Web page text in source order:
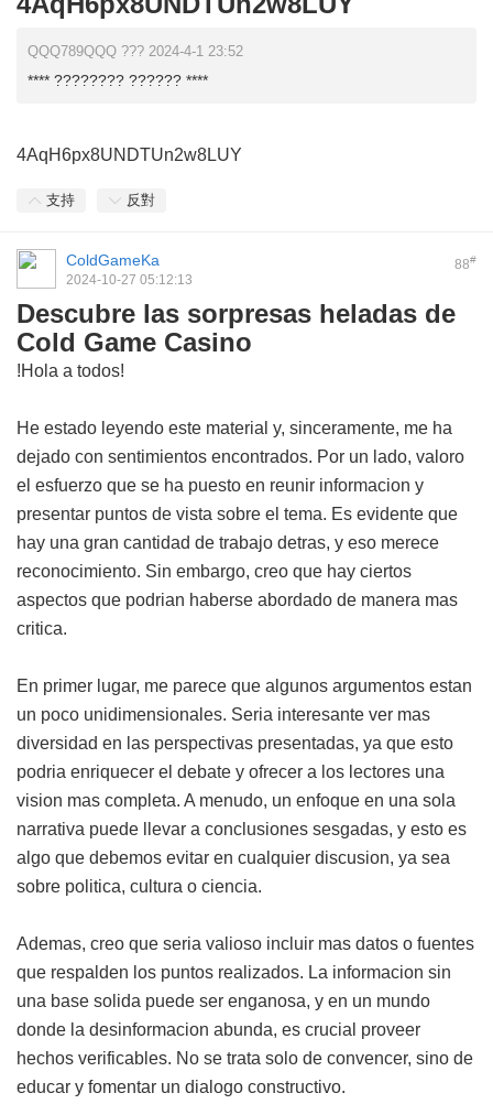
QQQ789QQQ ??? 2024-4-1 23:52
**** ???????? ?????? ****
4AqH6px8UNDTUn2w8LUY
支持 反對
88#
ColdGameKa
2024-10-27 05:12:13
Descubre las sorpresas heladas de
Cold Game Casino
!Hola a todos!
He estado leyendo este material y, sinceramente, me ha
dejado con sentimientos encontrados. Por un lado, valoro
el esfuerzo que se ha puesto en reunir informacion y
presentar puntos de vista sobre el tema. Es evidente que
hay una gran cantidad de trabajo detras, y eso merece
reconocimiento. Sin embargo, creo que hay ciertos
aspectos que podrian haberse abordado de manera mas
critica.
En primer lugar, me parece que algunos argumentos estan
un poco unidimensionales. Seria interesante ver mas
diversidad en las perspectivas presentadas, ya que esto
podria enriquecer el debate y ofrecer a los lectores una
vision mas completa. A menudo, un enfoque en una sola
narrativa puede llevar a conclusiones sesgadas, y esto es
algo que debemos evitar en cualquier discusion, ya sea
sobre politica, cultura o ciencia.
Ademas, creo que seria valioso incluir mas datos o fuentes
que respalden los puntos realizados. La informacion sin
una base solida puede ser enganosa, y en un mundo
donde la desinformacion abunda, es crucial proveer
hechos verificables. No se trata solo de convencer, sino de
educar y fomentar un dialogo constructivo.